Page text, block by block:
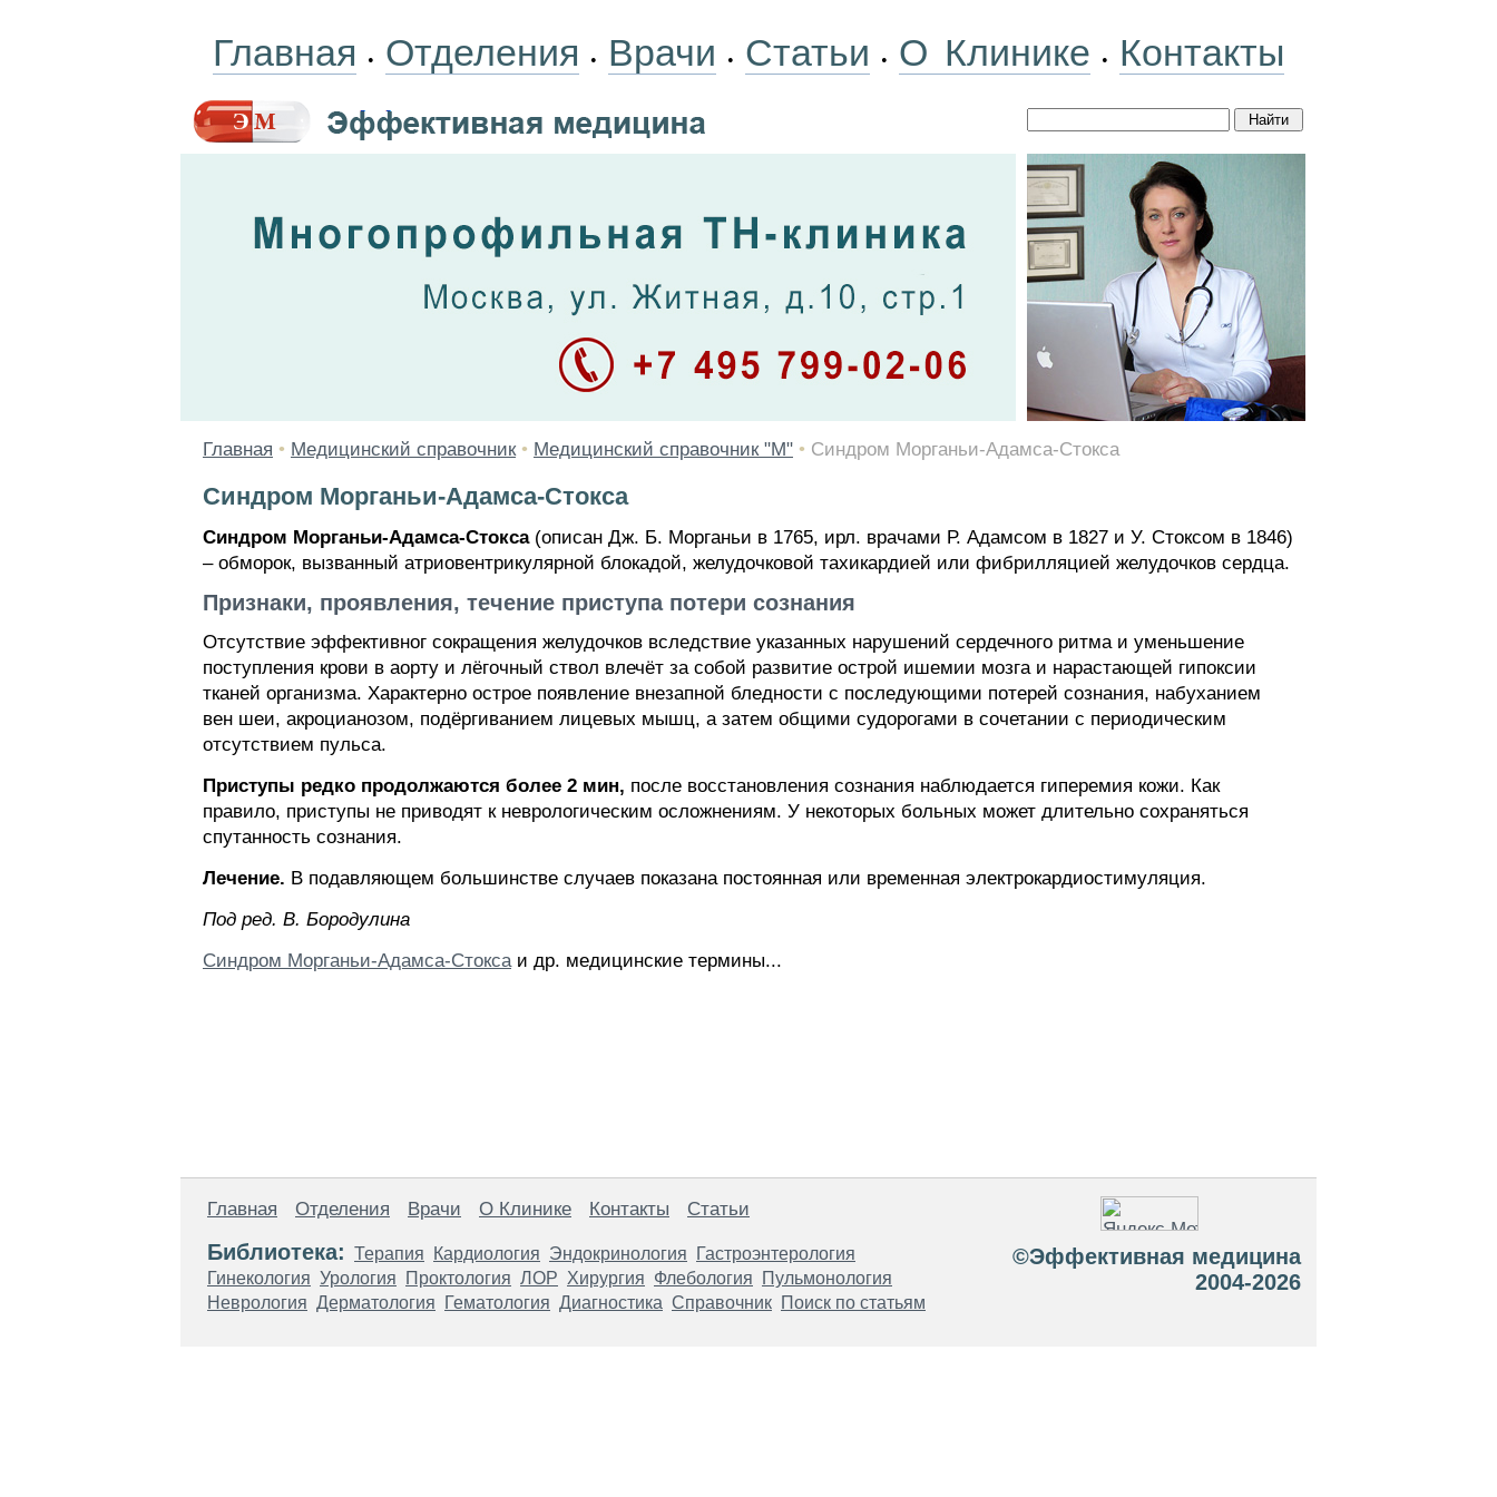
Главная • Отделения • Врачи • Статьи • О Клинике • Контакты
Главная • Медицинский справочник • Медицинский справочник "М" • Синдром Морганьи-Адамса-Стокса
Синдром Морганьи-Адамса-Стокса
Синдром Морганьи-Адамса-Стокса(описан Дж. Б. Морганьи в 1765, ирл. врачами Р. Адамсом в 1827 и У. Стоксом в 1846)
– обморок, вызванный атриовентрикулярной блокадой, желудочковой тахикардией или фибрилляцией желудочков сердца.
Признаки, проявления, течение приступа потери сознания
Отсутствие эффективног сокращения желудочков вследствие указанных нарушений сердечного ритма и уменьшение
поступления крови в аорту и лёгочный ствол влечёт за собой развитие острой ишемии мозга и нарастающей гипоксии
тканей организма. Характерно острое появление внезапной бледности с последующими потерей сознания, набуханием
вен шеи, акроцианозом, подёргиванием лицевых мышц, а затем общими судорогами в сочетании с периодическим
отсутствием пульса.
Приступы редко продолжаются более 2 мин, после восстановления сознания наблюдается гиперемия кожи. Как
правило, приступы не приводят к неврологическим осложнениям. У некоторых больных может длительно сохраняться
спутанность сознания.
Лечение. В подавляющем большинстве случаев показана постоянная или временная электрокардиостимуляция.
Пoд peд. B. Бopoдyлинa
Синдром Морганьи-Адамса-Стоксаи др. медицинские термины...
Главная Отделения Врачи О Клинике Контакты Статьи
Библиотека: Терапия Кардиология Эндокринология
Гастроэнтерология
Гинекология Урология Проктология ЛОР Хирургия Флебология
Пульмонология
Неврология Дерматология Гематология Диагностика Справочник Поиск по статьям
©Эффективная медицина
2004-2026